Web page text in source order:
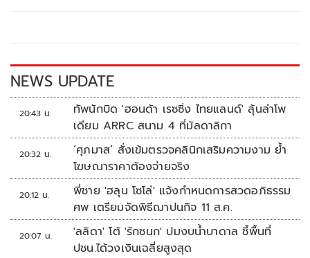
k k
NEWS UPDATE
20:43 น.
ทัพนักบิด 'ฮอนด้า เรซซิ่ง ไทยแลนด์' ลุ้นล่าโพ
เดียม ARRC สนาม 4 ที่มัลดาลิกา
20:32 น.
‘ศุภมาส’ สั่งเข้มตรวจคลินิกเสริมความงาม ย้ำ
โฆษณาราคาต้องจ่ายจริง
20:12 น.
พี่ชาย 'ฮลุน โซโล่' แจ้งกำหนดการสวดอภิธรรม
ศพ เตรียมจัดพิธีฌาปนกิจ 11 ส.ค.
20:07 น.
'ลลิดา' โต้ 'รักชนก' ปมงบน้ำบาดาล ชี้พื้นที่
ปชน.ได้วงเงินเฉลี่ยสูงสุด